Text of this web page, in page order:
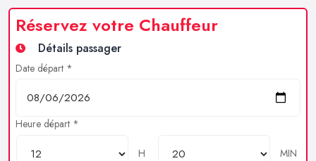
Réservez votre Chauffeur
Détails passager
Date départ *
Heure départ *
H
MIN